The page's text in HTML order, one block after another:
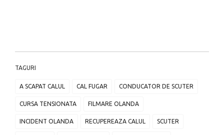
TAGURI
A SCAPAT CALUL CAL FUGAR CONDUCATOR DE SCUTER
CURSA TENSIONATA FILMARE OLANDA
INCIDENT OLANDA RECUPEREAZA CALUL SCUTER